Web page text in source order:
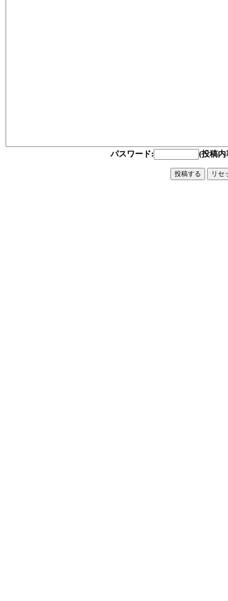
パスワード: (投稿内